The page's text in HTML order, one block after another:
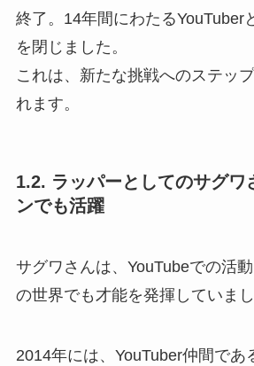
終了。14年間にわたるYouTuber
を閉じました。
これは、新たな挑戦へのステッ
れます。
1.2. ラッパーとしてのサグワ
ンでも活躍
サグワさんは、YouTubeでの活
の世界でも才能を発揮していまし
2014年には、YouTuber仲間であ